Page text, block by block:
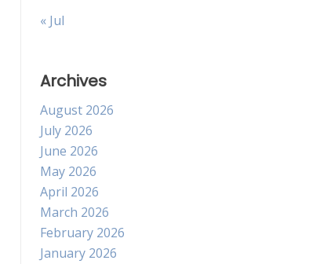
« Jul
Archives
August 2026
July 2026
June 2026
May 2026
April 2026
March 2026
February 2026
January 2026